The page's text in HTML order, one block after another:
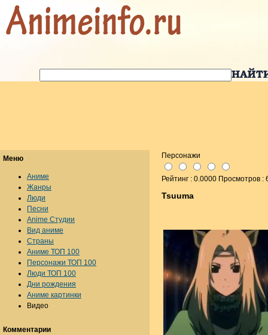
Персонажи
Рейтинг : 0.0000 Просмотров :
Tsuuma
Меню
Аниме
Жанры
Люди
Песни
Anime Студии
Вид аниме
Страны
Аниме ТОП 100
Персонажи ТОП 100
Люди ТОП 100
Дни рождения
Аниме картинки
Видео
Комментарии